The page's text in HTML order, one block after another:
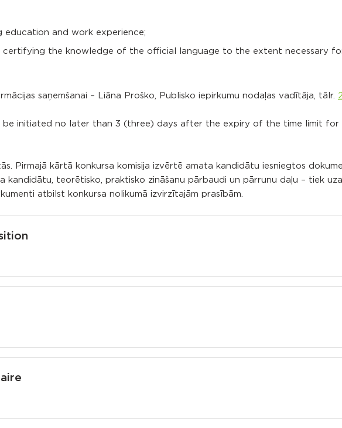
and work experience;
certifying the knowledge of the official language to the extent necessary
saņemšanai – Liāna Proško, Publisko iepirkumu nodaļas vadītāja, tālr.
be initiated no later than 3 (three) days after the expiry of the time limit for
Pirmajā kārtā konkursa komisija izvērtē amata kandidātu iesniegtos
kandidātu, teorētisko, praktisko zināšanu pārbaudi un pārrunu daļu – tiek
atbilst konkursa nolikumā izvirzītajām prasībām.